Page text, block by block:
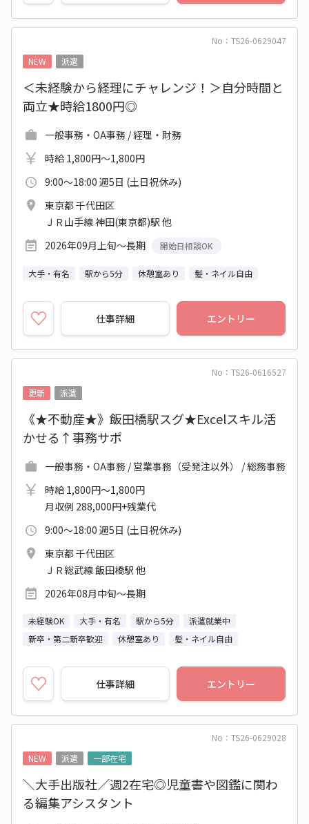
No：TS26-0629047
NEW
派遣
＜未経験から経理にチャレンジ！＞自分時間と
両立★時給1800円◎
一般事務・OA事務 / 経理・財務
時給 1,800円～1,800円
9:00～18:00 週5日 (土日祝休み)
東京都 千代田区
ＪＲ山手線 神田(東京都)駅 他
2026年09月上旬～長期
開始日相談OK
大手・有名 駅から5分 休憩室あり 髪・ネイル自由
仕事詳細 エントリー
No：TS26-0616527
更新
派遣
《★不動産★》飯田橋駅スグ★Excelスキル活
かせる↑事務サポ
一般事務・OA事務 / 営業事務（受発注以外） / 総務事務
時給 1,800円～1,800円
月収例 288,000円+残業代
9:00～18:00 週5日 (土日祝休み)
東京都 千代田区
ＪＲ総武線 飯田橋駅 他
2026年08月中旬～長期
未経験OK 大手・有名 駅から5分
派遣就業中
新卒・第二新卒歓迎
休憩室あり 髪・ネイル自由
仕事詳細 エントリー
No：TS26-0629028
NEW
派遣 一部在宅
＼大手出版社／週2在宅◎児童書や図鑑に関わ
る編集アシスタント